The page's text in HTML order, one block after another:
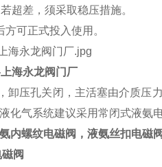
超差，须采取稳压措施。
可正式投入使用。
海永龙阀门厂
压孔关闭，主活塞由介质压
化气系统建议采用常闭式液氨电
内螺纹电磁阀，液氨丝扣电磁
阀